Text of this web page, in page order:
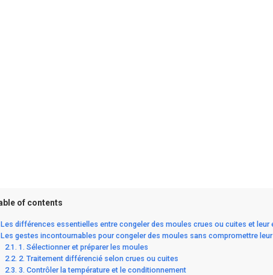
of contents
Les différences essentielles entre congeler des moules crues ou cuites et leur
Les gestes incontournables pour congeler des moules sans compromettre
1. Sélectionner et préparer les moules
2. Traitement différencié selon crues ou cuites
3. Contrôler la température et le conditionnement